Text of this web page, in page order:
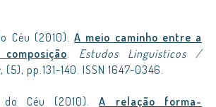
Céu (2010).A meio caminho entre a
. Estudos Linguísticos /
, (5), pp.131-140. ISSN 1647-0346.
do Céu (2010).A relação forma-